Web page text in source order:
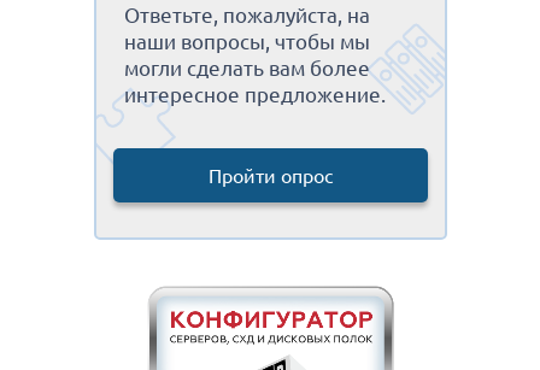
Ответьте, пожалуйста, на
наши вопросы, чтобы мы
могли сделать вам более
интересное предложение.
Пройти опрос